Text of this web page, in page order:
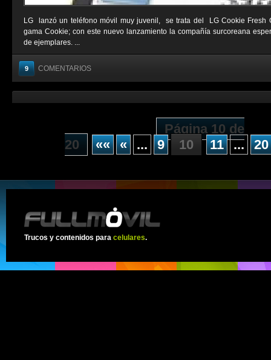
LG lanzó un teléfono móvil muy juvenil, se trata del LG Cookie Fresh
gama Cookie; con este nuevo lanzamiento la compañía surcoreana
de ejemplares. ...
9 COMENTARIOS
Página 10 de
20
«« « ... 9 10 11 ... 20
Trucos y contenidos para celulares.